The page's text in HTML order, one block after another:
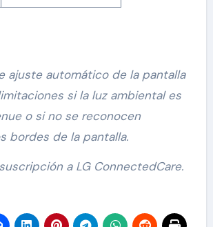
ajuste automático de la pantalla
si la luz ambiental es
o si no se reconocen
bordes de la pantalla.
a LG ConnectedCare.